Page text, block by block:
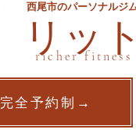
​リット
西尾市のパーソナルジ
richer fitness
完全予約制→